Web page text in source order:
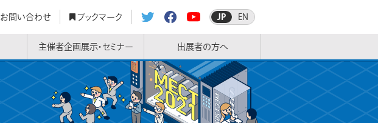
お問い合わせ ブックマーク JP EN
主催者企画展示・セミナー 出展者の方へ